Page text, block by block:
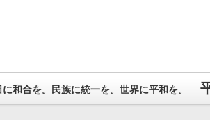
に和合を。民族に統一を。世界に平和を。